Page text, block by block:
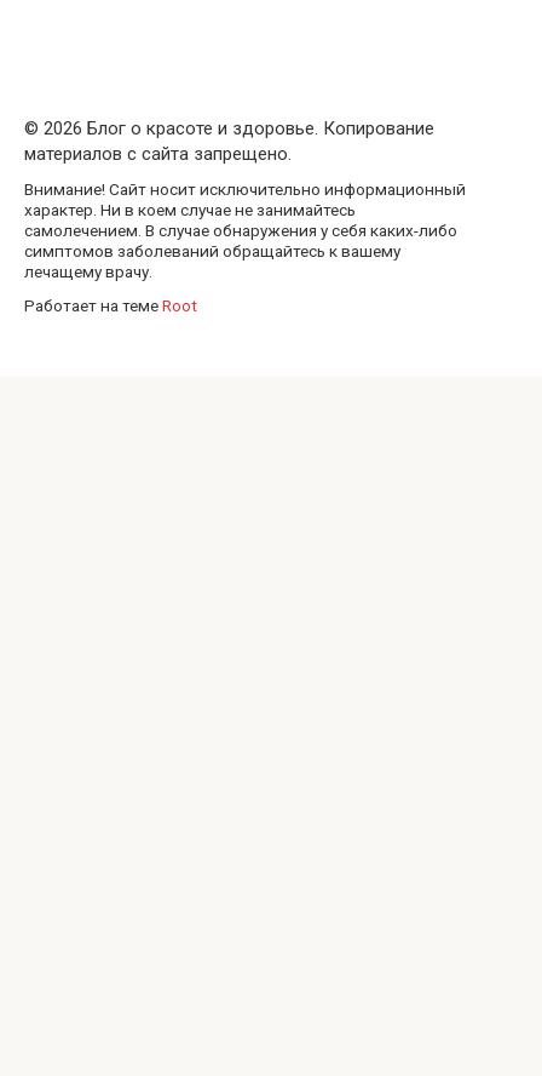
© 2026 Блог о красоте и здоровье. Копирование
материалов с сайта запрещено.
Внимание! Сайт носит исключительно информационный
характер. Ни в коем случае не занимайтесь
самолечением. В случае обнаружения у себя каких-либо
симптомов заболеваний обращайтесь к вашему
лечащему врачу.
Работает на темеRoot